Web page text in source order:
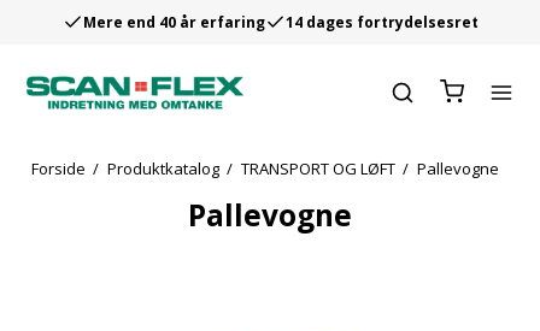
Mere end 40 år erfaring 14 dages fortrydelsesret
Forside / Produktkatalog / TRANSPORT OG LØFT / Pallevogne
Pallevogne